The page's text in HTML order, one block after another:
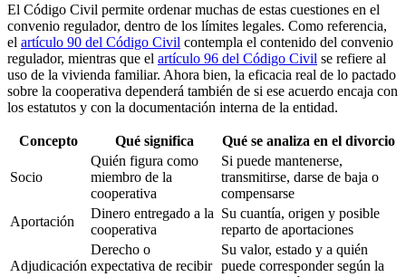
El Código Civil permite ordenar muchas de estas cuestiones en el
convenio regulador, dentro de los límites legales. Como referencia,
el artículo 90 del Código Civil contempla el contenido del convenio
regulador, mientras que el artículo 96 del Código Civil se refiere al
uso de la vivienda familiar. Ahora bien, la eficacia real de lo pactado
sobre la cooperativa dependerá también de si ese acuerdo encaja con
los estatutos y con la documentación interna de la entidad.
Concepto Qué significa Qué se analiza en el divorcio
Socio
Quién figura como
miembro de la
cooperativa
Si puede mantenerse,
transmitirse, darse de baja o
compensarse
Aportación
Dinero entregado a la
cooperativa
Su cuantía, origen y posible
reparto de aportaciones
Adjudicación
Derecho o
expectativa de recibir
Su valor, estado y a quién
puede corresponder según la